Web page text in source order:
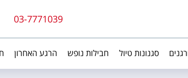
03-7771039
סגנונות טיול חבילות נופש הרגע האחרון